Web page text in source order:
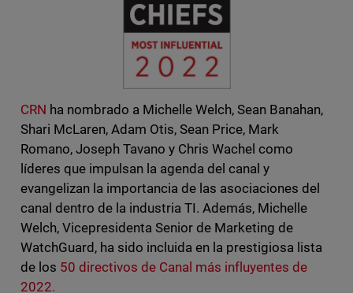
CRN ha nombrado a Michelle Welch, Sean Banahan,
Shari McLaren, Adam Otis, Sean Price, Mark
Romano, Joseph Tavano y Chris Wachel como
líderes que impulsan la agenda del canal y
evangelizan la importancia de las asociaciones del
canal dentro de la industria TI. Además, Michelle
Welch, Vicepresidenta Senior de Marketing de
WatchGuard, ha sido incluida en la prestigiosa lista
de los 50 directivos de Canal más influyentes de
2022.